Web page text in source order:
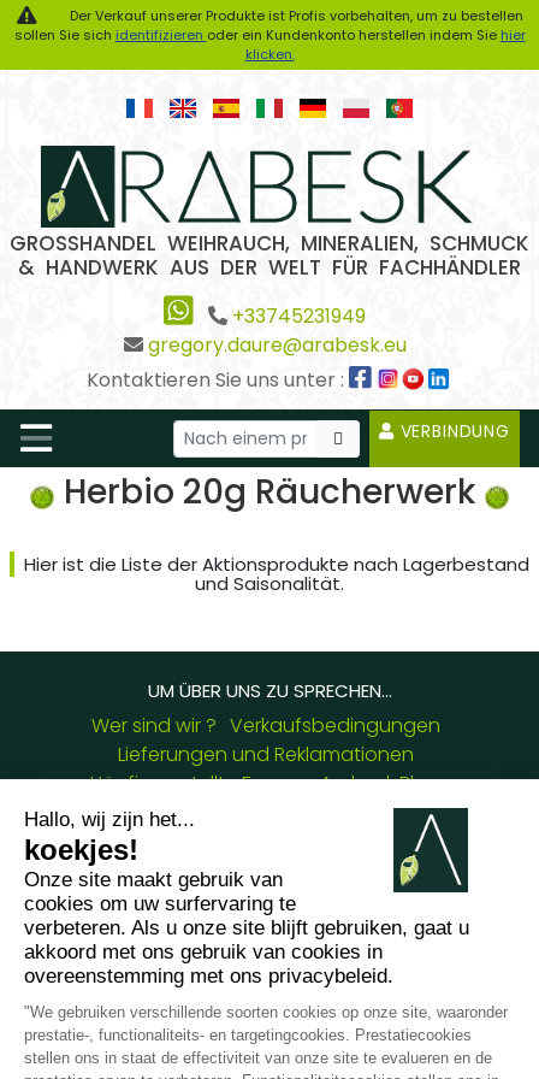
Der Verkauf unserer Produkte ist Profis vorbehalten, um zu bestellen
sollen Sie sich identifizieren oder ein Kundenkonto herstellen indem Sie hier
klicken.
GROSSHANDEL WEIHRAUCH, MINERALIEN, SCHMUCK
& HANDWERK AUS DER WELT FÜR FACHHÄNDLER
+33745231949
gregory.daure@arabesk.eu
Kontaktieren Sie uns unter :
VERBINDUNG
Herbio 20g Räucherwerk
Hier ist die Liste der Aktionsprodukte nach Lagerbestand
und Saisonalität.
UM ÜBER UNS ZU SPRECHEN...
Wer sind wir ? Verkaufsbedingungen
Lieferungen und Reklamationen
Häufig gestellte Fragen Arabesk Blog
8 chemin de Casselèvres, 31790 Saint Jory -
France
+33745231949
gregory.daure@arabesk.eu
Kontaktieren Sie uns unter :
FR GB ES IT DE PL PT